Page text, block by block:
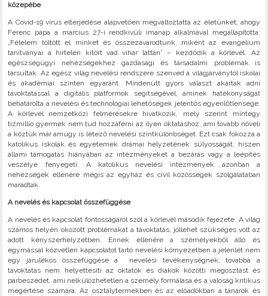
közepébe
A Covid-19 vírus elterjedése alapvetően megváltoztatta az életünket, ahogy
Ferenc pápa a március 27-i rendkívüli imanap alkalmával megállapította:
„Félelem töltött el minket és összezavarodtunk, miként az evangélium
tanítványai a hirtelen kitört vad vihar láttán” – kezdődik a körlevél. Az
egészségügyi nehézségekhez gazdasági és társadalmi problémák is
társultak. Az egész világ nevelési rendszere szenved a világjárványtól iskolai
és akadémiai szinten egyaránt. Mindenütt gyors választ akartak adni
távoktatással a digitális platformok segítségével, aminek hatékonyságát
behatárolta a nevelési és technológiai lehetőségek jelentős egyenlőtlensége.
A körlevél nemzetközi felmérésekre hivatkozik, mely szerint mintegy
tízmillió gyermek nem tud hozzáférni az ilyen oktatáshoz, ami tovább növeli
a köztük már amúgy is létező nevelési szintkülönbséget. Ezt csak fokozza a
katolikus iskolák és egyetemek drámai helyzetének súlyosságát, hiszen
állami támogatás hiányában az intézményeket a bezárás vagy a leépítés
veszélye fenyegeti. A katolikus nevelési intézmények azonban a
nehézségek ellenére mégis az egyház és civil közösségek szolgálatában
maradtak.
A nevelés és kapcsolat összefüggése
A nevelés és kapcsolat fontosságáról szól a körlevél második fejezete. A világ
számos helyén okozott problémákat a távoktatás, jóllehet szükséges volt az
adott kényszerhelyzetben. Ennek ellenére a személyekből álló és
egymással közvetlen kapcsolatot tartó nevelési környezetben a jelenlét nem
egy járulékos összefüggése a nevelési tevékenységnek, továbbá a
távoktatás nem helyettesíti az oktatók és diákok közötti megosztást és
párbeszédet, ami nélkülözhetetlen a személy formálása és a valóság kritikus
megértése számára. Az osztálytermekben és az előadókban a tanárok és